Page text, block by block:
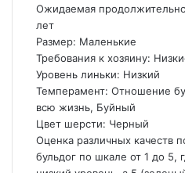
Ожидаемая
лет
Размер: Маленькие
Требования к хозяину:
Уровень линьки: Низкий
Темперамент: Отношение
всю жизнь, Буйный
Цвет шерсти: Черный
Оценка различных качеств
бульдог по шкале от 1 до 5,